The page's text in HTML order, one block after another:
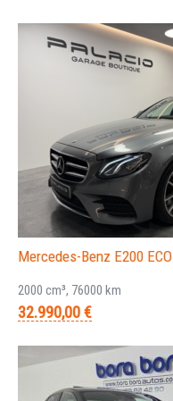
Mercedes-Benz E200 ECO
2000 cm³, 76000 km
32.990,00 €